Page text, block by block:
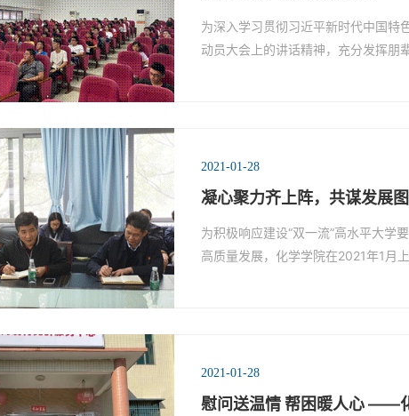
为深入学习贯彻习近平新时代中国特
动员大会上的讲话精神，充分发挥
2021-01-28
凝心聚力齐上阵，共谋发展
为积极响应建设“双一流”高水平大学
高质量发展，化学学院在2021年1月
2021-01-28
慰问送温情 帮困暖人心 ——